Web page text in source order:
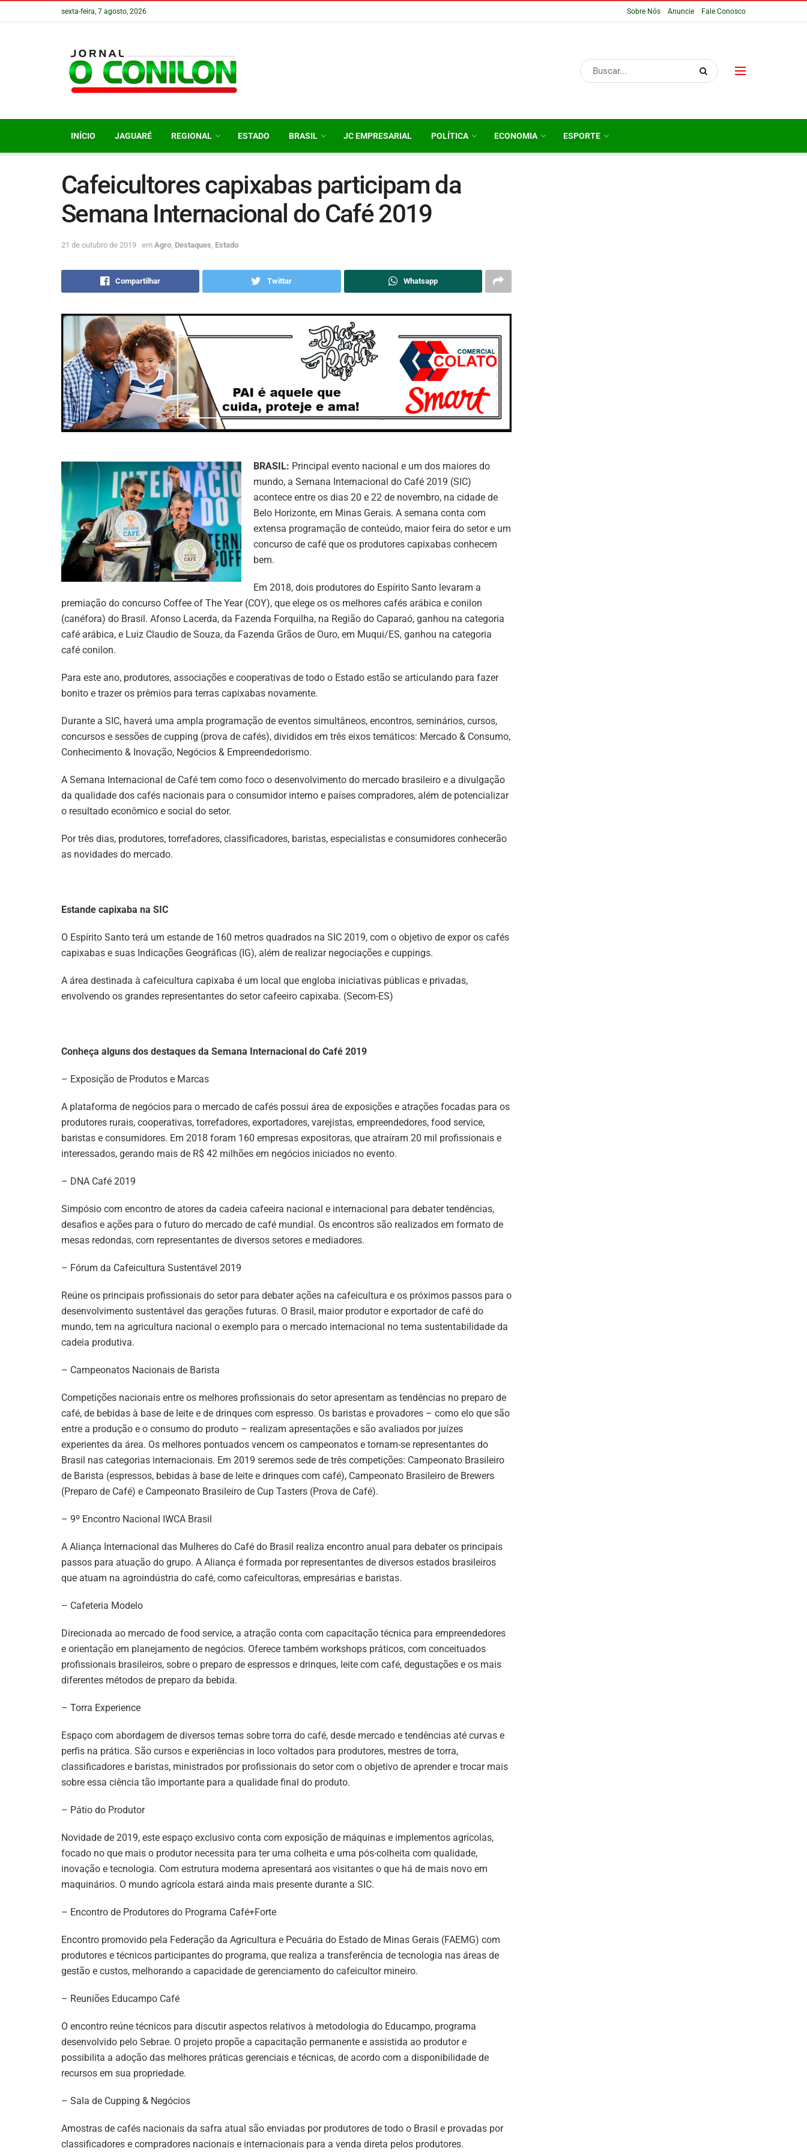
sexta-feira, 7 agosto, 2026 Sobre Nós Anuncie Fale Conosco
INÍCIO JAGUARÉ REGIONAL ESTADO BRASIL JC EMPRESARIAL POLÍTICA ECONOMIA ESPORTE
Cafeicultores capixabas participam da
Semana Internacional do Café 2019
21 de outubro de 2019 em Agro Destaques Estado
Compartilhar Twittar Whatsapp
BRASIL: Principal evento nacional e um dos maiores do
mundo, a Semana Internacional do Café 2019 (SIC)
acontece entre os dias 20 e 22 de novembro, na cidade de
Belo Horizonte, em Minas Gerais. A semana conta com
extensa programação de conteúdo, maior feira do setor e um
concurso de café que os produtores capixabas conhecem
bem.
Em 2018, dois produtores do Espírito Santo levaram a
premiação do concurso Coffee of The Year (COY), que elege os os melhores cafés arábica e conilon
(canéfora) do Brasil. Afonso Lacerda, da Fazenda Forquilha, na Região do Caparaó, ganhou na categoria
café arábica, e Luiz Claudio de Souza, da Fazenda Grãos de Ouro, em Muqui/ES, ganhou na categoria
café conilon.
Para este ano, produtores, associações e cooperativas de todo o Estado estão se articulando para fazer
bonito e trazer os prêmios para terras capixabas novamente.
Durante a SIC, haverá uma ampla programação de eventos simultâneos, encontros, seminários, cursos,
concursos e sessões de cupping (prova de cafés), divididos em três eixos temáticos: Mercado & Consumo,
Conhecimento & Inovação, Negócios & Empreendedorismo.
A Semana Internacional de Café tem como foco o desenvolvimento do mercado brasileiro e a divulgação
da qualidade dos cafés nacionais para o consumidor interno e países compradores, além de potencializar
o resultado econômico e social do setor.
Por três dias, produtores, torrefadores, classificadores, baristas, especialistas e consumidores conhecerão
as novidades do mercado.
Estande capixaba na SIC
O Espírito Santo terá um estande de 160 metros quadrados na SIC 2019, com o objetivo de expor os cafés
capixabas e suas Indicações Geográficas (IG), além de realizar negociações e cuppings.
A área destinada à cafeicultura capixaba é um local que engloba iniciativas públicas e privadas,
envolvendo os grandes representantes do setor cafeeiro capixaba. (Secom-ES)
Conheça alguns dos destaques da Semana Internacional do Café 2019
– Exposição de Produtos e Marcas
A plataforma de negócios para o mercado de cafés possui área de exposições e atrações focadas para os
produtores rurais, cooperativas, torrefadores, exportadores, varejistas, empreendedores, food service,
baristas e consumidores. Em 2018 foram 160 empresas expositoras, que atraíram 20 mil profissionais e
interessados, gerando mais de R$ 42 milhões em negócios iniciados no evento.
– DNA Café 2019
Simpósio com encontro de atores da cadeia cafeeira nacional e internacional para debater tendências,
desafios e ações para o futuro do mercado de café mundial. Os encontros são realizados em formato de
mesas redondas, com representantes de diversos setores e mediadores.
– Fórum da Cafeicultura Sustentável 2019
Reúne os principais profissionais do setor para debater ações na cafeicultura e os próximos passos para o
desenvolvimento sustentável das gerações futuras. O Brasil, maior produtor e exportador de café do
mundo, tem na agricultura nacional o exemplo para o mercado internacional no tema sustentabilidade da
cadeia produtiva.
– Campeonatos Nacionais de Barista
Competições nacionais entre os melhores profissionais do setor apresentam as tendências no preparo de
café, de bebidas à base de leite e de drinques com espresso. Os baristas e provadores – como elo que são
entre a produção e o consumo do produto – realizam apresentações e são avaliados por juízes
experientes da área. Os melhores pontuados vencem os campeonatos e tornam-se representantes do
Brasil nas categorias internacionais. Em 2019 seremos sede de três competições: Campeonato Brasileiro
de Barista (espressos, bebidas à base de leite e drinques com café), Campeonato Brasileiro de Brewers
(Preparo de Café) e Campeonato Brasileiro de Cup Tasters (Prova de Café).
– 9º Encontro Nacional IWCA Brasil
A Aliança Internacional das Mulheres do Café do Brasil realiza encontro anual para debater os principais
passos para atuação do grupo. A Aliança é formada por representantes de diversos estados brasileiros
que atuam na agroindústria do café, como cafeicultoras, empresárias e baristas.
– Cafeteria Modelo
Direcionada ao mercado de food service, a atração conta com capacitação técnica para empreendedores
e orientação em planejamento de negócios. Oferece também workshops práticos, com conceituados
profissionais brasileiros, sobre o preparo de espressos e drinques, leite com café, degustações e os mais
diferentes métodos de preparo da bebida.
– Torra Experience
Espaço com abordagem de diversos temas sobre torra do café, desde mercado e tendências até curvas e
perfis na prática. São cursos e experiências in loco voltados para produtores, mestres de torra,
classificadores e baristas, ministrados por profissionais do setor com o objetivo de aprender e trocar mais
sobre essa ciência tão importante para a qualidade final do produto.
– Pátio do Produtor
Novidade de 2019, este espaço exclusivo conta com exposição de máquinas e implementos agrícolas,
focado no que mais o produtor necessita para ter uma colheita e uma pós-colheita com qualidade,
inovação e tecnologia. Com estrutura moderna apresentará aos visitantes o que há de mais novo em
maquinários. O mundo agrícola estará ainda mais presente durante a SIC.
– Encontro de Produtores do Programa Café+Forte
Encontro promovido pela Federação da Agricultura e Pecuária do Estado de Minas Gerais (FAEMG) com
produtores e técnicos participantes do programa, que realiza a transferência de tecnologia nas áreas de
gestão e custos, melhorando a capacidade de gerenciamento do cafeicultor mineiro.
– Reuniões Educampo Café
O encontro reúne técnicos para discutir aspectos relativos à metodologia do Educampo, programa
desenvolvido pelo Sebrae. O projeto propõe a capacitação permanente e assistida ao produtor e
possibilita a adoção das melhores práticas gerenciais e técnicas, de acordo com a disponibilidade de
recursos em sua propriedade.
– Sala de Cupping & Negócios
Amostras de cafés nacionais da safra atual são enviadas por produtores de todo o Brasil e provadas por
classificadores e compradores nacionais e internacionais para a venda direta pelos produtores.